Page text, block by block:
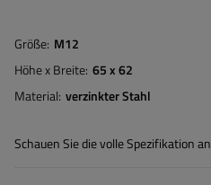
Größe M12
Höhe x Breite 65 x 62
Material verzinkter Stahl
Schauen Sie die volle Spezifikation an